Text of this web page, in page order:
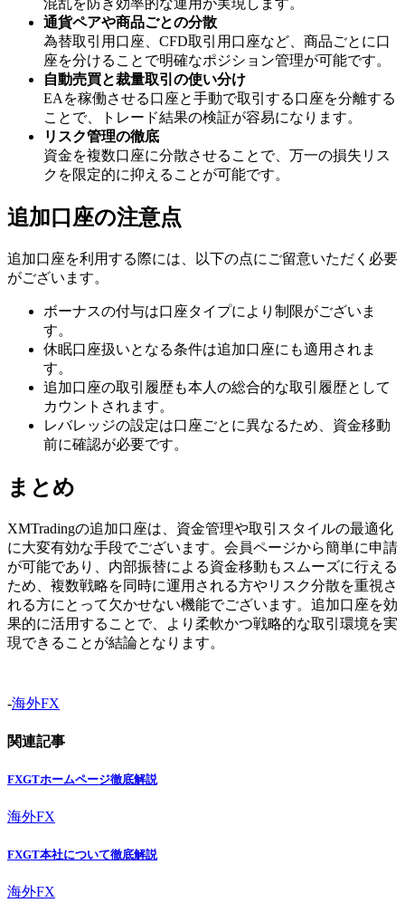
通貨ペアや商品ごとの分散
為替取引用口座、CFD取引用口座など、商品ごとに口
座を分けることで明確なポジション管理が可能です。
自動売買と裁量取引の使い分け
EAを稼働させる口座と手動で取引する口座を分離する
ことで、トレード結果の検証が容易になります。
リスク管理の徹底
資金を複数口座に分散させることで、万一の損失リス
クを限定的に抑えることが可能です。
追加口座の注意点
追加口座を利用する際には、以下の点にご留意いただく必要
がございます。
ボーナスの付与は口座タイプにより制限がございま
す。
休眠口座扱いとなる条件は追加口座にも適用されま
す。
追加口座の取引履歴も本人の総合的な取引履歴として
カウントされます。
レバレッジの設定は口座ごとに異なるため、資金移動
前に確認が必要です。
まとめ
XMTradingの追加口座は、資金管理や取引スタイルの最適化
に大変有効な手段でございます。会員ページから簡単に申請
が可能であり、内部振替による資金移動もスムーズに行える
ため、複数戦略を同時に運用される方やリスク分散を重視さ
れる方にとって欠かせない機能でございます。追加口座を効
果的に活用することで、より柔軟かつ戦略的な取引環境を実
現できることが結論となります。
-海外FX
関連記事
FXGTホームページ徹底解説
海外FX
FXGT本社について徹底解説
海外FX